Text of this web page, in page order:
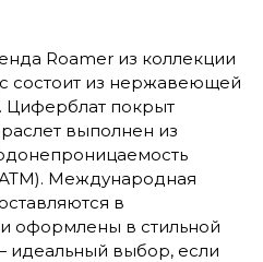
Roamer из коллекции
состоит из нержавеющей
Циферблат покрыт
выполнен из
Международная
в
оформлены в стильной
идеальный выбор, если